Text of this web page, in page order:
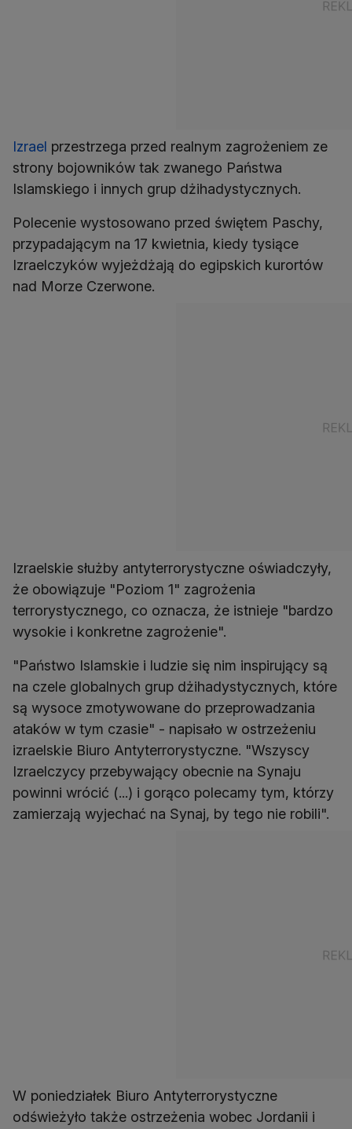
Izrael przestrzega przed realnym zagrożeniem ze
strony bojowników tak zwanego Państwa
Islamskiego i innych grup dżihadystycznych.
Polecenie wystosowano przed świętem Paschy,
przypadającym na 17 kwietnia, kiedy tysiące
Izraelczyków wyjeżdżają do egipskich kurortów
nad Morze Czerwone.
Izraelskie służby antyterrorystyczne oświadczyły,
że obowiązuje "Poziom 1" zagrożenia
terrorystycznego, co oznacza, że istnieje "bardzo
wysokie i konkretne zagrożenie".
"Państwo Islamskie i ludzie się nim inspirujący są
na czele globalnych grup dżihadystycznych, które
są wysoce zmotywowane do przeprowadzania
ataków w tym czasie" - napisało w ostrzeżeniu
izraelskie Biuro Antyterrorystyczne. "Wszyscy
Izraelczycy przebywający obecnie na Synaju
powinni wrócić (...) i gorąco polecamy tym, którzy
zamierzają wyjechać na Synaj, by tego nie robili".
W poniedziałek Biuro Antyterrorystyczne
odświeżyło także ostrzeżenia wobec Jordanii i